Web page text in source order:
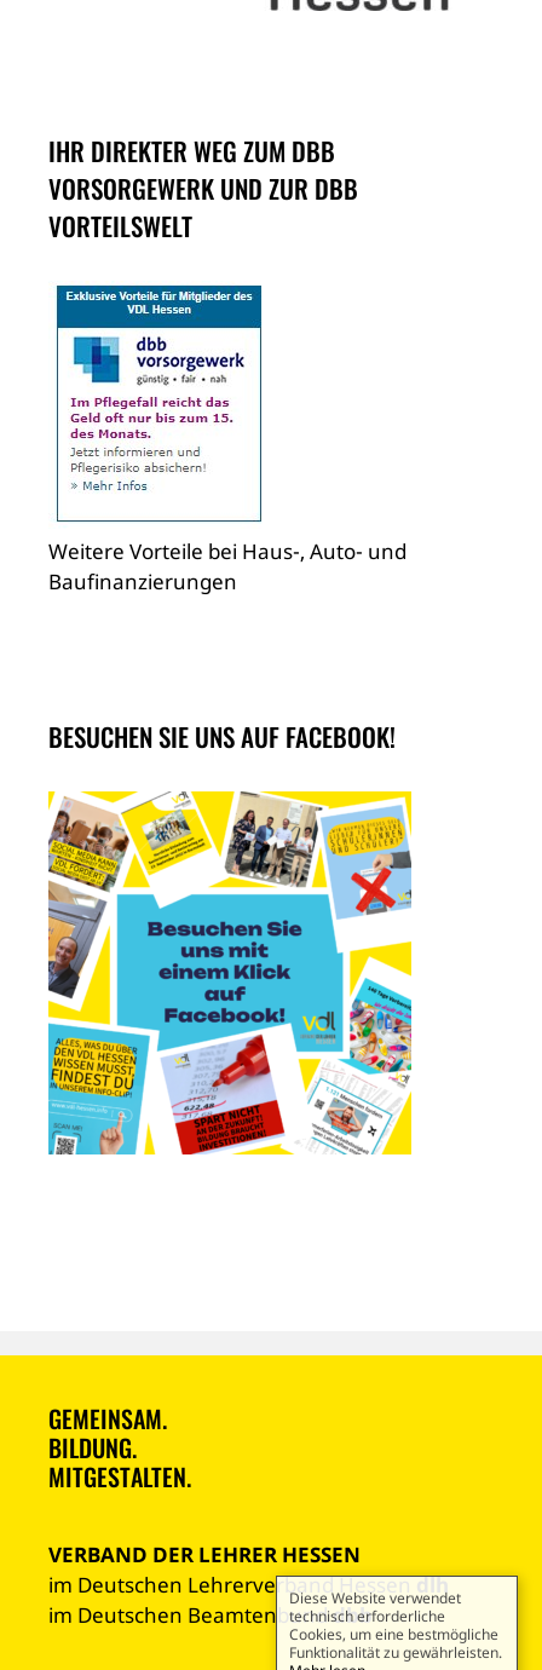
IHR DIREKTER WEG ZUM DBB
VORSORGEWERK UND ZUR DBB
VORTEILSWELT
Weitere Vorteile bei Haus-, Auto- und
Baufinanzierungen
BESUCHEN SIE UNS AUF FACEBOOK!
GEMEINSAM.
BILDUNG.
MITGESTALTEN.
VERBAND DER LEHRER HESSEN
im Deutschen Lehrerverband Hessendlh
im Deutschen Beamtenbunddbb
Diese Website verwendet
technisch erforderliche
Cookies, um eine bestmögliche
Funktionalität zu gewährleisten.